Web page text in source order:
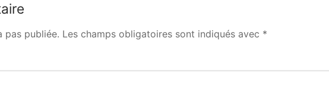
pas publiée. Les champs obligatoires sont indiqués avec *